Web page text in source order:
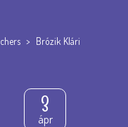
> Brózik Klári
3
ápr